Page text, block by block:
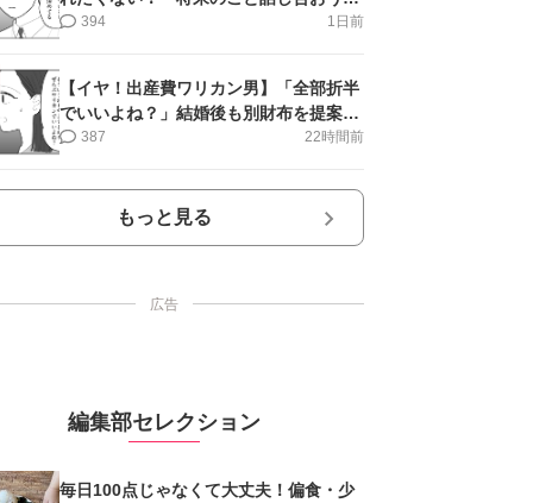
＜第9話＞#4コマ母道場
1日前
394
【イヤ！出産費ワリカン男】「全部折半
でいいよね？」結婚後も別財布を提案＜
第10話＞#4コマ母道場
22時間前
387
もっと見る
広告
編集部セレクション
毎日100点じゃなくて大丈夫！偏食・少